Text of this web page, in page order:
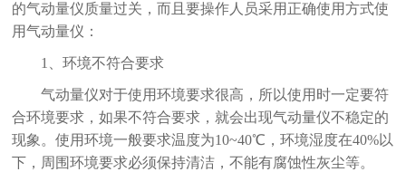
的气动量仪质量过关，而且要操作人员采用正确使用方式使
用气动量仪：
1、环境不符合要求
气动量仪对于使用环境要求很高，所以使用时一定要符
合环境要求，如果不符合要求，就会出现气动量仪不稳定的
现象。使用环境一般要求温度为10~40℃，环境湿度在40%以
下，周围环境要求必须保持清洁，不能有腐蚀性灰尘等。